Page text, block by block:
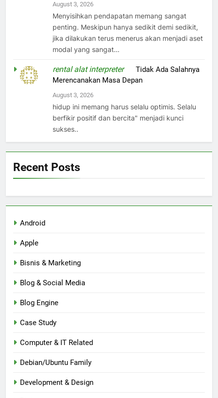
August 3, 2026
Menyisihkan pendapatan memang sangat
penting. Meskipun hanya sedikit demi sedikit,
jika dilakukan terus menerus akan menjadi aset
modal yang sangat…
rental alat interpreteronTidak Ada Salahnya
Merencanakan Masa Depan
August 3, 2026
hidup ini memang harus selalu optimis. Selalu
berfikir positif dan bercita" menjadi kunci
sukses..
Recent Posts
Android
Apple
Bisnis & Marketing
Blog & Social Media
Blog Engine
Case Study
Computer & IT Related
Debian/Ubuntu Family
Development & Design